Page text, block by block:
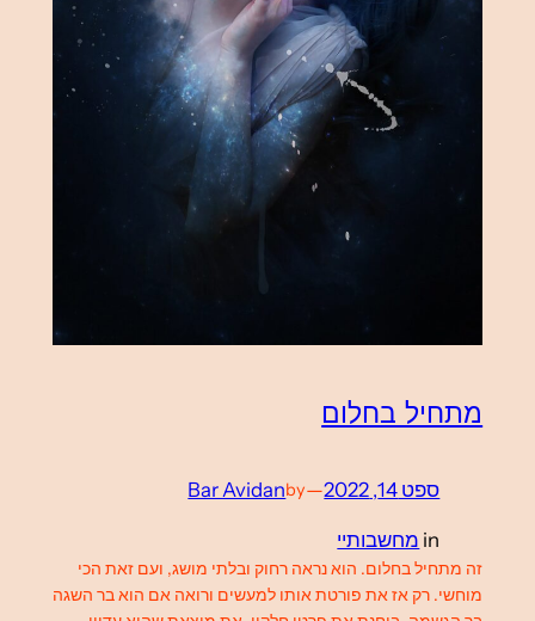
מתחיל בחלום
ספט 14, 2022 —
by
Bar Avidan
in מחשבותיי
זה מתחיל בחלום. הוא נראה רחוק ובלתי מושג, ועם זאת הכי
מוחשי. רק אז את פורטת אותו למעשים ורואה אם הוא בר השגה